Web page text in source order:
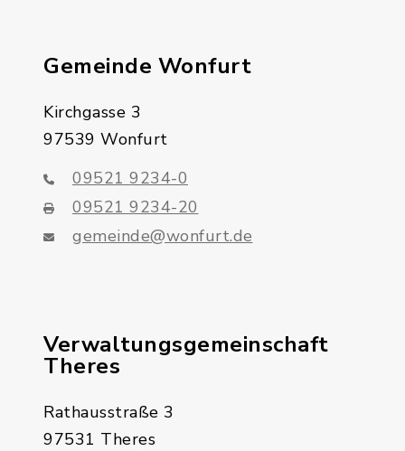
Gemeinde Wonfurt
Kirchgasse 3
97539 Wonfurt
09521 9234-0
09521 9234-20
gemeinde@wonfurt.de
Verwaltungsgemeinschaft
Theres
Rathausstraße 3
97531 Theres